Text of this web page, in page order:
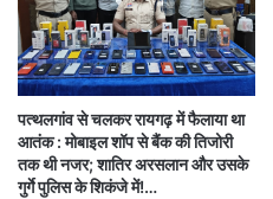
पत्थलगांव से चलकर रायगढ़ में फैलाया था
आतंक : मोबाइल शॉप से बैंक की तिजोरी
तक थी नजर; शातिर अरसलान और उसके
गुर्गे पुलिस के शिकंजे में!…